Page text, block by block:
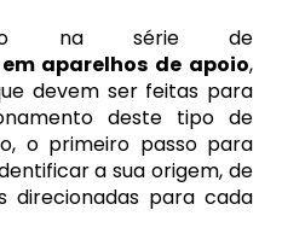
na série de
aparelhos de apoio,
devem ser feitas para
deste tipo de
o primeiro passo para
a sua origem, de
direcionadas para cada